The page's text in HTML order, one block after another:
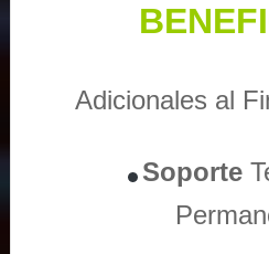
Adicionales al
Soporte